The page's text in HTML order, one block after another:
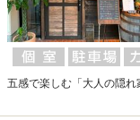
五感で楽しむ「大人の隠れ